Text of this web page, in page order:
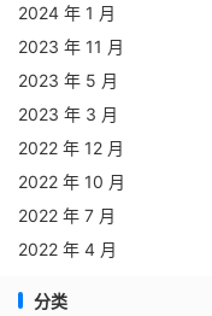
2024 年 1 月
2023 年 11 月
2023 年 5 月
2023 年 3 月
2022 年 12 月
2022 年 10 月
2022 年 7 月
2022 年 4 月
分类